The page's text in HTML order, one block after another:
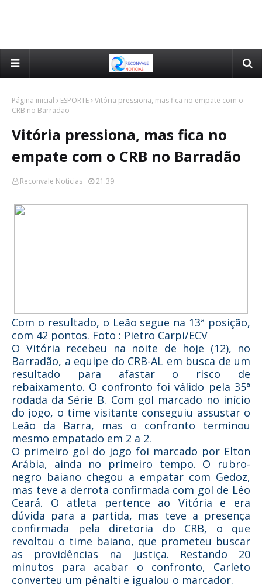
Página inicial ESPORTE Vitória pressiona, mas fica no empate com o
CRB no Barradão
Vitória pressiona, mas fica no
empate com o CRB no Barradão
Reconvale Noticias 21:39
Com o resultado, o Leão segue na 13ª posição,
com 42 pontos. Foto : Pietro Carpi/ECV
O Vitória recebeu na noite de hoje (12), no
Barradão, a equipe do CRB-AL em busca de um
resultado para afastar o risco de
rebaixamento. O confronto foi válido pela 35ª
rodada da Série B. Com gol marcado no início
do jogo, o time visitante conseguiu assustar o
Leão da Barra, mas o confronto terminou
mesmo empatado em 2 a 2.
O primeiro gol do jogo foi marcado por Elton
Arábia, ainda no primeiro tempo. O rubro-
negro baiano chegou a empatar com Gedoz,
mas teve a derrota confirmada com gol de Léo
Ceará. O atleta pertence ao Vitória e era
dúvida para a partida, mas teve a presença
confirmada pela diretoria do CRB, o que
revoltou o time baiano, que prometeu buscar
as providências na Justiça. Restando 20
minutos para acabar o confronto, Carleto
converteu um pênalti e igualou o marcador.